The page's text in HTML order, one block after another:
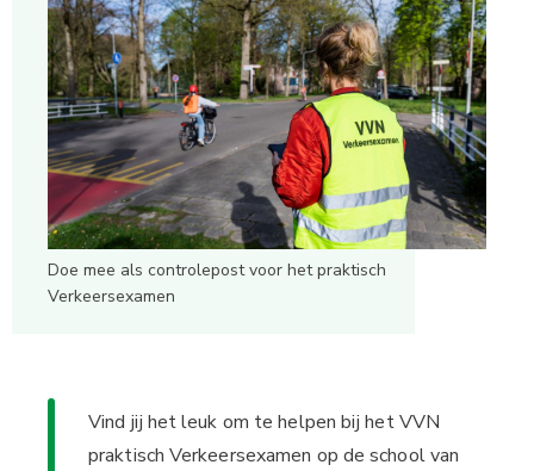
Doe mee als controlepost voor het praktisch
Verkeersexamen
Vind jij het leuk om te helpen bij het VVN
praktisch Verkeersexamen op de school van